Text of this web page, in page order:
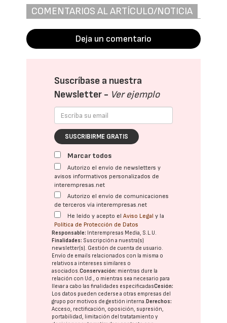
COMENTARIOS AL ARTÍCULO/NOTICIA
Deja un comentario
Suscríbase a nuestra
Newsletter - Ver ejemplo
SUSCRIBIRME GRATIS
Marcar todos
Autorizo el envío de newsletters y
avisos informativos personalizados de
interempresas.net
Autorizo el envío de comunicaciones
de terceros vía interempresas.net
He leído y acepto elAviso Legal y la
Política de Protección de Datos
Responsable: Interempresas Media, S.L.U.
Finalidades: Suscripción a nuestra(s)
newsletter(s). Gestión de cuenta de usuario.
Envío de emails relacionados con la misma o
relativos a intereses similares o
asociados.Conservación: mientras dure la
relación con Ud., o mientras sea necesario para
llevar a cabo las finalidades especificadasCesión:
Los datos pueden cederse a otras empresas del
grupo por motivos de gestión interna. Derechos:
Acceso, rectificación, oposición, supresión,
portabilidad, limitación del tratatamiento y